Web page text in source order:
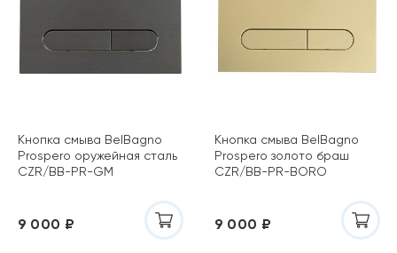
Кнопка смыва BelBagno
Prospero оружейная сталь
CZR/BB-PR-GM
9 000 ₽
Кнопка смыва BelBagno
Prospero золото браш
CZR/BB-PR-BORO
9 000 ₽